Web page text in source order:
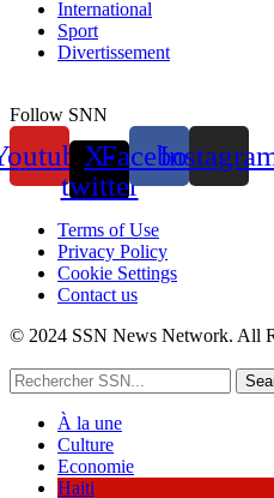
International
Sport
Divertissement
Follow SNN
X-
twitter
Facebook
Terms of Use
Privacy Policy
Cookie Settings
Contact us
© 2024 SSN News Network. All
À la une
Culture
Economie
Haiti